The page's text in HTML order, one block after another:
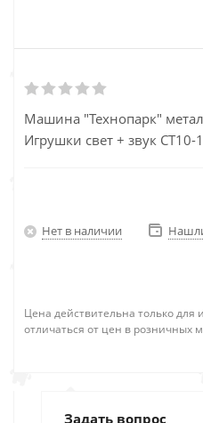
Машина "Технопарк"
Игрушки свет + звук CТ10-
Нет в наличии
Цена действительна только
отличаться от цен в розничных
Задать вопрос